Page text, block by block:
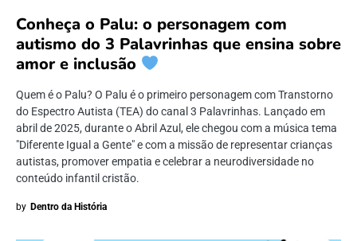
Conheça o Palu: o personagem com
autismo do 3 Palavrinhas que ensina sobre
amor e inclusão
Quem é o Palu? O Palu é o primeiro personagem com Transtorno
do Espectro Autista (TEA) do canal 3 Palavrinhas. Lançado em
abril de 2025, durante o Abril Azul, ele chegou com a música tema
"Diferente Igual a Gente" e com a missão de representar crianças
autistas, promover empatia e celebrar a neurodiversidade no
conteúdo infantil cristão.
by Dentro da História